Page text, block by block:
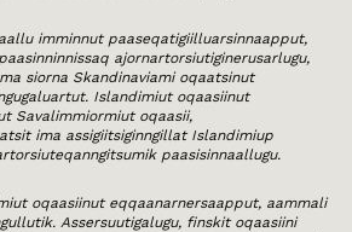
imminnut paaseqatigiilluarsinnaapput,
ajornartorsiutiginerusarlugu,
siorna Skandinaviami oqaatsinut
Islandimiut oqaasiinut
Savalimmiormiut oqaasii,
ima assigiitsiginngillat Islandimiup
paasisinnaallugu.
oqaasiinut eqqaanarnersaapput, aammali
Assersuutigalugu, finskit oqaasiini